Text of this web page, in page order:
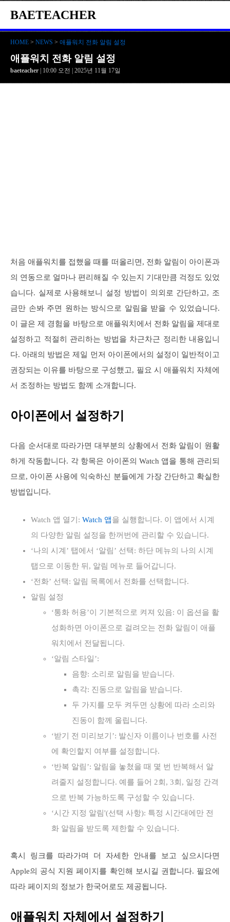
BAETEACHER
HOME > NEWS > 애플워치 전화 알림 설정
애플워치 전화 알림 설정
baeteacher | 10:00 오전 | 2025년 11월 17일
처음 애플워치를 접했을 때를 떠올리면, 전화 알림이 아이폰과
의 연동으로 얼마나 편리해질 수 있는지 기대만큼 걱정도 있었
습니다. 실제로 사용해보니 설정 방법이 의외로 간단하고, 조
금만 손봐 주면 원하는 방식으로 알림을 받을 수 있었습니다.
이 글은 제 경험을 바탕으로 애플워치에서 전화 알림을 제대로
설정하고 적절히 관리하는 방법을 차근차근 정리한 내용입니
다. 아래의 방법은 제일 먼저 아이폰에서의 설정이 일반적이고
권장되는 이유를 바탕으로 구성했고, 필요 시 애플워치 자체에
서 조정하는 방법도 함께 소개합니다.
아이폰에서 설정하기
다음 순서대로 따라가면 대부분의 상황에서 전화 알림이 원활
하게 작동합니다. 각 항목은 아이폰의 Watch 앱을 통해 관리되
므로, 아이폰 사용에 익숙하신 분들에게 가장 간단하고 확실한
방법입니다.
Watch 앱 열기: Watch 앱을 실행합니다. 이 앱에서 시계
의 다양한 알림 설정을 한꺼번에 관리할 수 있습니다.
‘나의 시계’ 탭에서 ‘알림’ 선택: 하단 메뉴의 나의 시계
탭으로 이동한 뒤, 알림 메뉴로 들어갑니다.
‘전화’ 선택: 알림 목록에서 전화를 선택합니다.
알림 설정
‘통화 허용’이 기본적으로 켜져 있음: 이 옵션을 활
성화하면 아이폰으로 걸려오는 전화 알림이 애플
워치에서 전달됩니다.
‘알림 스타일’:
음향: 소리로 알림을 받습니다.
촉각: 진동으로 알림을 받습니다.
두 가지를 모두 켜두면 상황에 따라 소리와
진동이 함께 울립니다.
‘받기 전 미리보기’: 발신자 이름이나 번호를 사전
에 확인할지 여부를 설정합니다.
‘반복 알림’: 알림을 놓쳤을 때 몇 번 반복해서 알
려줄지 설정합니다. 예를 들어 2회, 3회, 일정 간격
으로 반복 가능하도록 구성할 수 있습니다.
‘시간 지정 알림'(선택 사항): 특정 시간대에만 전
화 알림을 받도록 제한할 수 있습니다.
혹시 링크를 따라가며 더 자세한 안내를 보고 싶으시다면
Apple의 공식 지원 페이지를 확인해 보시길 권합니다. 필요에
따라 페이지의 정보가 한국어로도 제공됩니다.
애플워치 자체에서 설정하기